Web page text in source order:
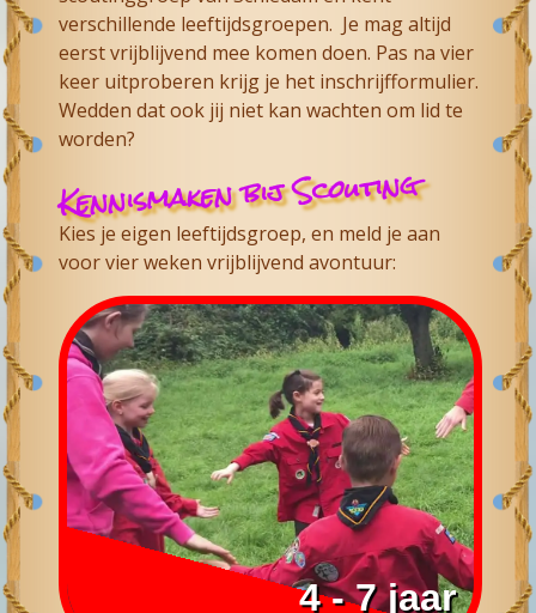
verschillende leeftijdsgroepen. Je mag altijd
eerst vrijblijvend mee komen doen. Pas na vier
keer uitproberen krijg je het inschrijfformulier.
Wedden dat ook jij niet kan wachten om lid te
worden?
Kennismaken bij Scouting
Kies je eigen leeftijdsgroep, en meld je aan
voor vier weken vrijblijvend avontuur:
4 jaar 5 jaar 6 jaar kind scouting
4 - 7 jaar
4 jaar 5 jaar 6 jaar kind scouting
4 - 7 jaar
Meisjes & jongens
Bevers